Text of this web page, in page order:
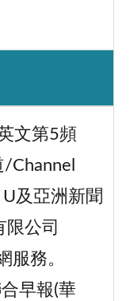
文第5頻
Channel
及亞洲新聞
公司
服務。
早報(華